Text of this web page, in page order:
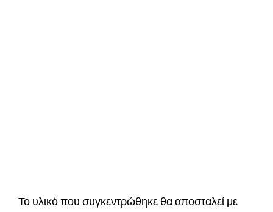
Το υλικό που συγκεντρώθηκε θα αποσταλεί με